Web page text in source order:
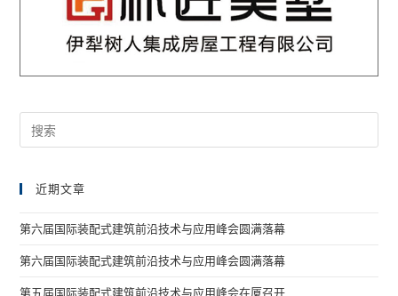
近期文章
第六届国际装配式建筑前沿技术与应用峰会圆满落幕
第六届国际装配式建筑前沿技术与应用峰会圆满落幕
第五届国际装配式建筑前沿技术与应用峰会在厦召开